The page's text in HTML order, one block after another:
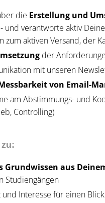
die Erstellung und
und verantworte aktiv
zum aktiven Versand, der
der
mit unseren
von Email-
am Abstimmungs- und
Controlling)
Grundwissen aus
Studiengängen
Interesse für einen